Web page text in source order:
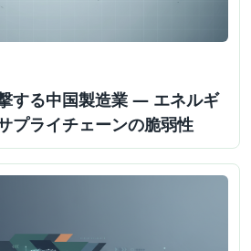
する中国製造業 — エネルギ
プライチェーンの脆弱性